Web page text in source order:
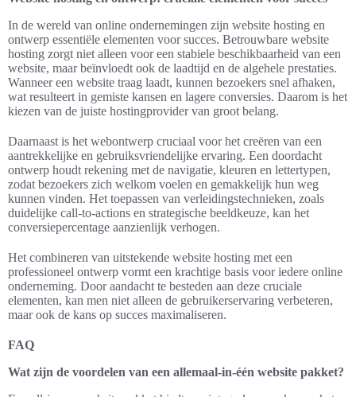
In vergelijking met andere aanbieders websites, biedt Prosperbiz
een meer geïntegreerde aanpak die de technologische drempels
voor ondernemers verlaagt. Door de focus op kwaliteit en
gebruiksgemak kunnen klanten zich richten op het laten groeien
van hun bedrijf in plaats van zich zorgen te maken over technische
hindernissen. Het is deze combinatie van diensten en
gebruiksvriendelijkheid die Prosperbiz-websites een unieke positie
verleent in de competitieve digitale wereld.
Website hosting en ontwerp: cruciale elementen voor succes
In de wereld van online ondernemingen zijn website hosting en
ontwerp essentiële elementen voor succes. Betrouwbare website
hosting zorgt niet alleen voor een stabiele beschikbaarheid van een
website, maar beïnvloedt ook de laadtijd en de algehele prestaties.
Wanneer een website traag laadt, kunnen bezoekers snel afhaken,
kiezen van de juiste hostingprovider van groot belang.
Daarnaast is het webontwerp cruciaal voor het creëren van een
aantrekkelijke en gebruiksvriendelijke ervaring. Een doordacht
ontwerp houdt rekening met de navigatie, kleuren en lettertypen,
kunnen vinden. Het toepassen van verleidingstechnieken, zoals
duidelijke call-to-actions en strategische beeldkeuze, kan het
conversiepercentage aanzienlijk verhogen.